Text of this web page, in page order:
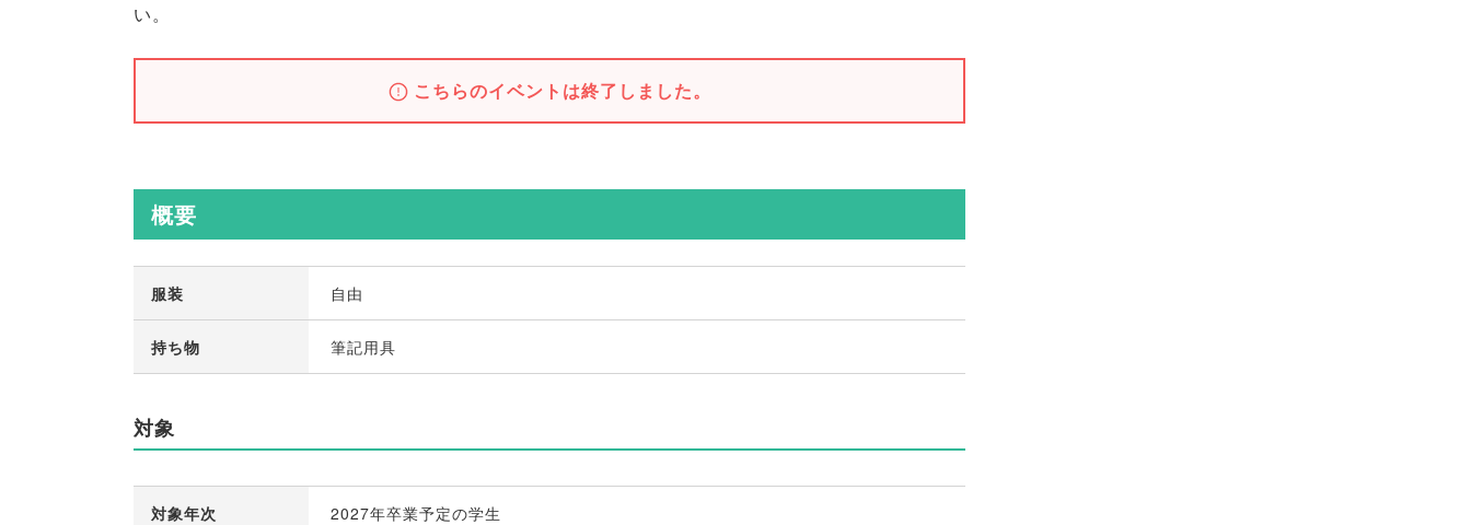
い。
こちらのイベントは終了しました。
概要
服装 自由
持ち物 筆記用具
対象
対象年次 2027年卒業予定の学生